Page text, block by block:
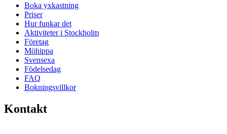
Boka yxkastning
Priser
Hur funkar det
Aktiviteter i Stockholm
Företag
Möhippa
Svensexa
Födelsedag
FAQ
Bokningsvillkor
Kontakt